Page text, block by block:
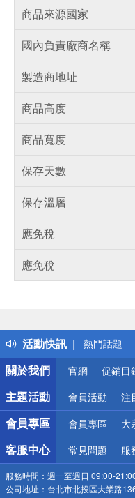
商品來源國家
國內負責廠商名稱
製造商地址
商品高度
商品寬度
保存天數
保存溫層
應免稅
應免稅
活動快訊
得獎公告
熱門話題
銀行優惠
偏遠地區配
詐騙網頁
關於我們
官網 促銷目
主題活動 會員活動 注
會員專區 會員專區 大
客服中心 常見問題 服
服務時間： 週一至週日 09:00-
公司地址： 台北市北投區大業路